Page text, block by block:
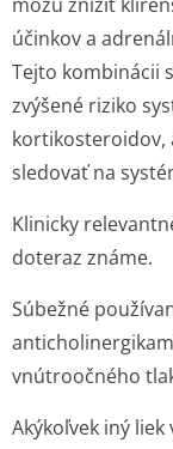
účinkov a
Tejto kombinácii
zvýšené riziko
kortikosteroidov,
sledovať na
Klinicky
doteraz známe.
Súbežné
vnútroočného
Akýkoľvek iný